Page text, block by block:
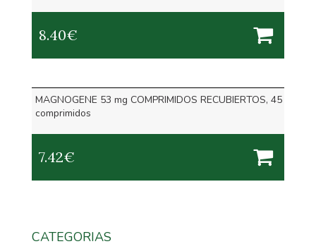
8.40€
MAGNOGENE 53 mg COMPRIMIDOS RECUBIERTOS, 45
comprimidos
7.42€
CATEGORIAS